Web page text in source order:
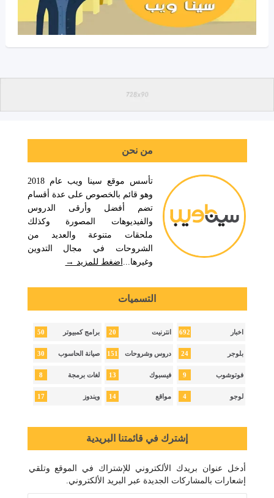
من نحن
تأسس موقع سينا ويب عام 2018
وهو قائم بالخصوص على عدة أقسام
تضم أفضل وأرقى الدروس
والفيديوهات المصورة وكذلك
ملحقات متنوعة والعديد من
الشروحات في مجال التدوين
وغيرها... اضغط للمزيد →
التسميات
اخبار 692 انترنيت 20 برامج كمبيوتر 50
بلوجر 24 دروس وشروحات 151 صيانة الحاسوب 30
فوتوشوب 9 فيسبوك 13 لغات برمجة 8
لوجو 4 مواقع 14 ويندوز 17
إشترك في قائمتنا البريدية
أدخل عنوان بريدك الألكتروني للإشتراك في الموقع وتلقي
إشعارات بالمشاركات الجديدة عبر البريد الألكتروني.